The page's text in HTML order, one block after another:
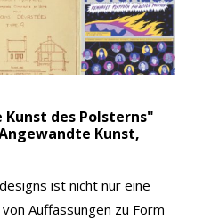
Kunst des Polsterns"
Kunst,
ist nicht nur eine
Auffassungen zu Form